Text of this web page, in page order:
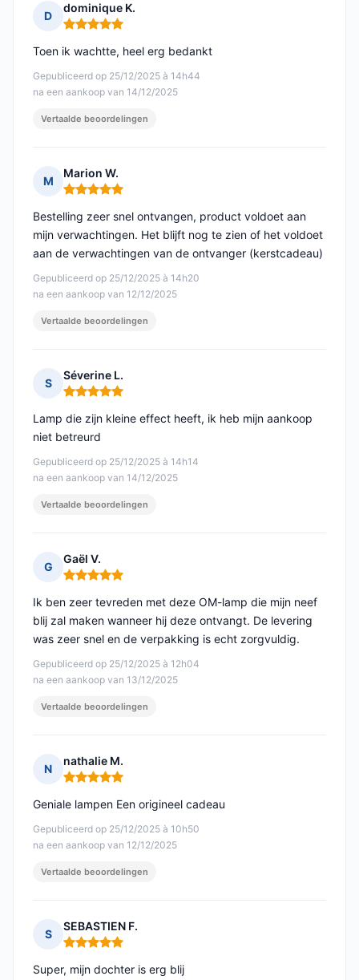
D
dominique K.
Opmerking: 5 van 5
Gepubliceerd op 25/12/2025 à 14h44
na een aankoop van 14/12/2025
Toen ik wachtte, heel erg bedankt
Vertaalde beoordelingen
M
Marion W.
Opmerking: 5 van 5
Gepubliceerd op 25/12/2025 à 14h20
na een aankoop van 12/12/2025
Bestelling zeer snel ontvangen, product voldoet aan
mijn verwachtingen. Het blijft nog te zien of het voldoet
aan de verwachtingen van de ontvanger (kerstcadeau)
Vertaalde beoordelingen
S
Séverine L.
Opmerking: 5 van 5
Gepubliceerd op 25/12/2025 à 14h14
na een aankoop van 14/12/2025
Lamp die zijn kleine effect heeft, ik heb mijn aankoop
niet betreurd
Vertaalde beoordelingen
G
Gaël V.
Opmerking: 5 van 5
Gepubliceerd op 25/12/2025 à 12h04
na een aankoop van 13/12/2025
Ik ben zeer tevreden met deze OM-lamp die mijn neef
blij zal maken wanneer hij deze ontvangt. De levering
was zeer snel en de verpakking is echt zorgvuldig.
Vertaalde beoordelingen
N
nathalie M.
Opmerking: 5 van 5
Gepubliceerd op 25/12/2025 à 10h50
na een aankoop van 12/12/2025
Geniale lampen Een origineel cadeau
Vertaalde beoordelingen
S
SEBASTIEN F.
Opmerking: 5 van 5
Super, mijn dochter is erg blij